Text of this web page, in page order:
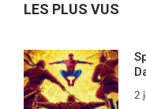
LES PLUS VUS
2